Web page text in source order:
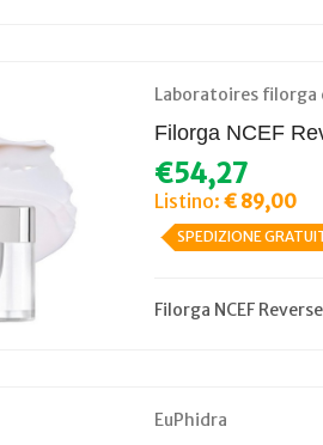
Laboratoires filorga
Filorga NCEF
€54,27
Listino: € 89,00
SPEDIZIONE
Filorga NCEF
EuPhidra